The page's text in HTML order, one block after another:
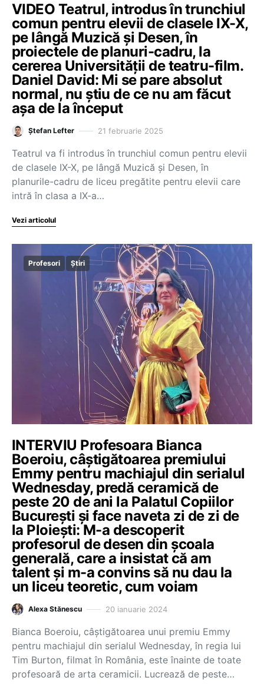
VIDEO Teatrul, introdus în trunchiul
comun pentru elevii de clasele IX-X,
pe lângă Muzică și Desen, în
proiectele de planuri-cadru, la
cererea Universității de teatru-film.
Daniel David: Mi se pare absolut
normal, nu știu de ce nu am făcut
așa de la început
Ștefan Lefter 21 februarie 2025
Teatrul va fi introdus în trunchiul comun pentru elevii
de clasele IX-X, pe lângă Muzică și Desen, în
planurile-cadru de liceu pregătite pentru elevii care
intră în clasa a IX-a…
Vezi articolul
Profesori Știri
INTERVIU Profesoara Bianca
Boeroiu, câștigătoarea premiului
Emmy pentru machiajul din serialul
Wednesday, predă ceramică de
peste 20 de ani la Palatul Copiilor
București și face naveta zi de zi de
la Ploiești: M-a descoperit
profesorul de desen din școala
generală, care a insistat că am
talent și m-a convins să nu dau la
un liceu teoretic, cum voiam
Alexa Stănescu 20 ianuarie 2024
Bianca Boeroiu, câștigătoarea unui premiu Emmy
pentru machiajul din serialul Wednesday, în regia lui
Tim Burton, filmat în România, este înainte de toate
profesoară de arta ceramicii. Lucrează de peste…